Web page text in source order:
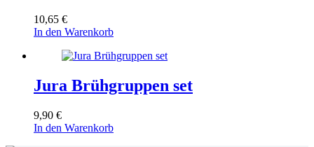
10,65 €
In den Warenkorb
Jura Brühgruppen set
9,90 €
In den Warenkorb